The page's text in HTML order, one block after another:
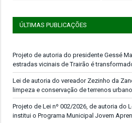
ÚLTIMAS PUBLICAÇÕES
Projeto de autoria do presidente Gessé
estradas vicinais de Trairão é
Lei de autoria do vereador Zezinho da
limpeza e conservação de terrenos
Projeto de Lei nº 002/2026, de autoria do
institui o Programa Municipal Jovem